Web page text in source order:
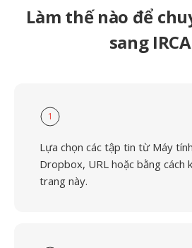
Làm thế nào để
sang
1
Lựa chọn các tập tin từ Máy
Dropbox, URL hoặc bằng cách
trang này.